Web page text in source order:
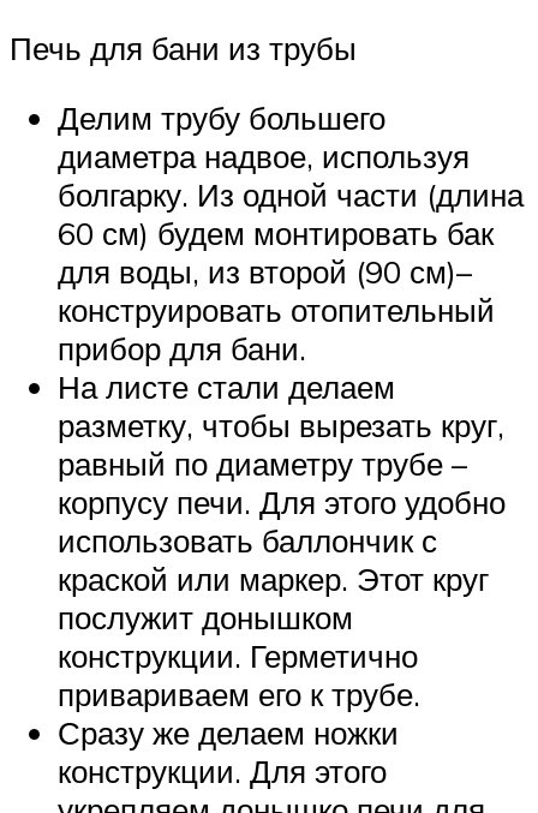
Печь для бани из трубы
Делим трубу большего
диаметра надвое, используя
болгарку. Из одной части (длина
60 см) будем монтировать бак
для воды, из второй (90 см)–
конструировать отопительный
прибор для бани.
На листе стали делаем
разметку, чтобы вырезать круг,
равный по диаметру трубе –
корпусу печи. Для этого удобно
использовать баллончик с
краской или маркер. Этот круг
послужит донышком
конструкции. Герметично
привариваем его к трубе.
Сразу же делаем ножки
конструкции. Для этого